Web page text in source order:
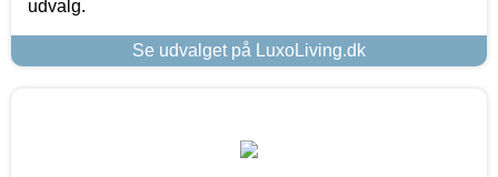
udvalg.
Se udvalget på LuxoLiving.dk